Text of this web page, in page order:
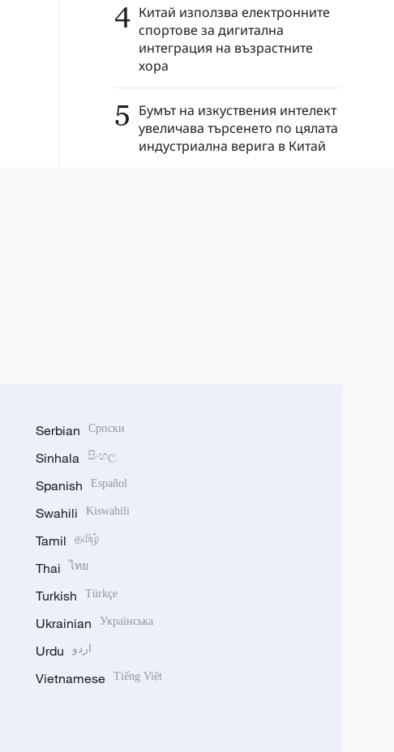
4 Китай използва електронните
спортове за дигитална
интеграция на възрастните
хора
5 Бумът на изкуствения интелект
увеличава търсенето по цялата
индустриална верига в Китай
Serbian Српски
Sinhala සිංහල
Spanish Español
Swahili Kiswahili
Tamil தமிழ்
Thai ไทย
Turkish Türkçe
Ukrainian Українська
Urdu اردو
Vietnamese Tiếng Việt